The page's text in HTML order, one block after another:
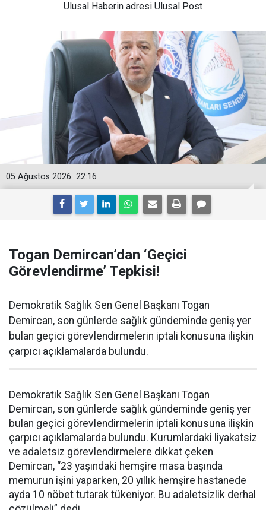
Ulusal Haberin adresi Ulusal Post
22:16
05 Ağustos 2026
Togan Demircan’dan ‘Geçici
Görevlendirme’ Tepkisi!
Demokratik Sağlık Sen Genel Başkanı Togan
Demircan, son günlerde sağlık gündeminde geniş yer
bulan geçici görevlendirmelerin iptali konusuna ilişkin
çarpıcı açıklamalarda bulundu.
Demokratik Sağlık Sen Genel Başkanı Togan
Demircan, son günlerde sağlık gündeminde geniş yer
bulan geçici görevlendirmelerin iptali konusuna ilişkin
çarpıcı açıklamalarda bulundu. Kurumlardaki liyakatsiz
ve adaletsiz görevlendirmelere dikkat çeken
Demircan, “23 yaşındaki hemşire masa başında
memurun işini yaparken, 20 yıllık hemşire hastanede
ayda 10 nöbet tutarak tükeniyor. Bu adaletsizlik derhal